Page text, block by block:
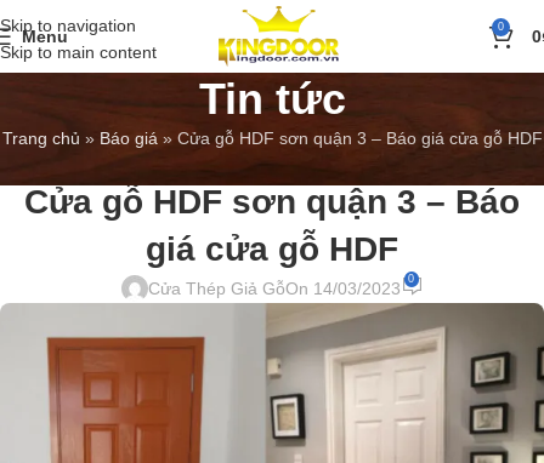
Skip to navigation
Skip to main content
Menu 0 0
Tin tức
Trang chủ » Báo giá » Cửa gỗ HDF sơn quận 3 – Báo giá cửa gỗ HDF
BÁO GIÁ,
Cửa gỗ HDF sơn quận 3 – Báo
giá cửa gỗ HDF
Cửa Thép Giả GỗOn 14/03/2023 0